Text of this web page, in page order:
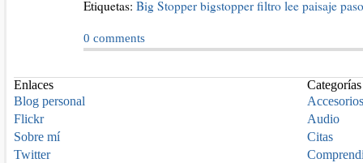
Etiquetas: Big Stopper bigstopper filtro lee paisaje paso
0 comments
Enlaces
Blog personal
Flickr
Sobre mí
Twitter
Categorías
Accesorios
Audio
Citas